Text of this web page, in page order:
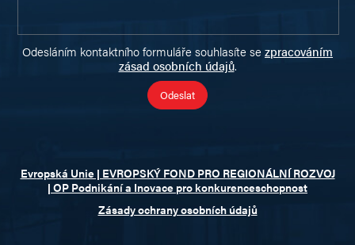
Odesláním kontaktního formuláře souhlasíte se zpracováním
zásad osobních údajů.
Evropská Unie | EVROPSKÝ FOND PRO REGIONÁLNÍ ROZVOJ
| OP Podnikání a Inovace pro konkurenceschopnost
Zásady ochrany osobních údajů